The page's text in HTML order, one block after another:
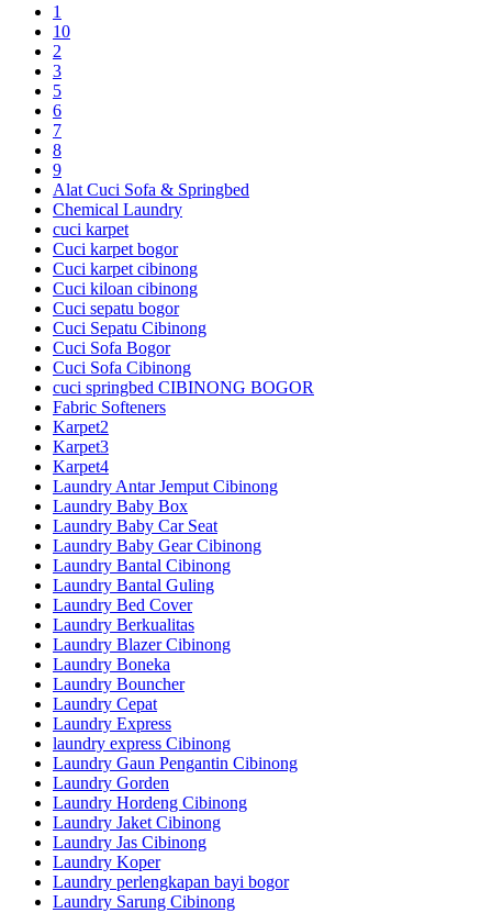
1
10
2
3
5
6
7
8
9
Alat Cuci Sofa & Springbed
Chemical Laundry
cuci karpet
Cuci karpet bogor
Cuci karpet cibinong
Cuci kiloan cibinong
Cuci sepatu bogor
Cuci Sepatu Cibinong
Cuci Sofa Bogor
Cuci Sofa Cibinong
cuci springbed CIBINONG BOGOR
Fabric Softeners
Karpet2
Karpet3
Karpet4
Laundry Antar Jemput Cibinong
Laundry Baby Box
Laundry Baby Car Seat
Laundry Baby Gear Cibinong
Laundry Bantal Cibinong
Laundry Bantal Guling
Laundry Bed Cover
Laundry Berkualitas
Laundry Blazer Cibinong
Laundry Boneka
Laundry Bouncher
Laundry Cepat
Laundry Express
laundry express Cibinong
Laundry Gaun Pengantin Cibinong
Laundry Gorden
Laundry Hordeng Cibinong
Laundry Jaket Cibinong
Laundry Jas Cibinong
Laundry Koper
Laundry perlengkapan bayi bogor
Laundry Sarung Cibinong